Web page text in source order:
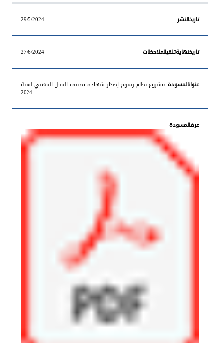
29/5/2024
27/6/2024
مشروع نظام رسوم إصدار شهادة تصنيف المحل المهني لسنة
2024